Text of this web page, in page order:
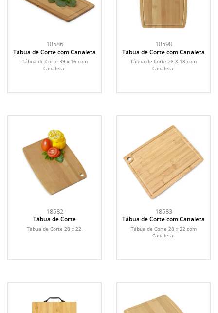
18586
Tábua de Corte com Canaleta
Tábua de Corte 39 x 16 com
Canaleta.
18590
Tábua de Corte com Canaleta
Tábua de Corte 28 X 18 com
Canaleta.
18582
Tábua de Corte
Tábua de Corte 28 x 22.
18583
Tábua de Corte com Canaleta
Tábua de Corte 28 x 22 com
Canaleta.